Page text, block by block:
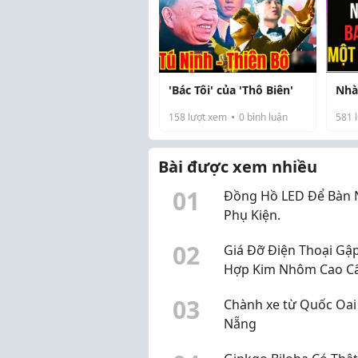
hay thầy cô, mộ...
vẽ
'Bác Tôi' của 'Thô Biên'
158 lượt xem 0 bình luận 581
Bài được xem nhiều
01
Đồng Hồ LED Để Bàn
Phụ Kiện.
02
Giá Đỡ Điện Thoại
Hợp Kim Nhôm Cao
03
Chành xe từ Quốc
Nẵng